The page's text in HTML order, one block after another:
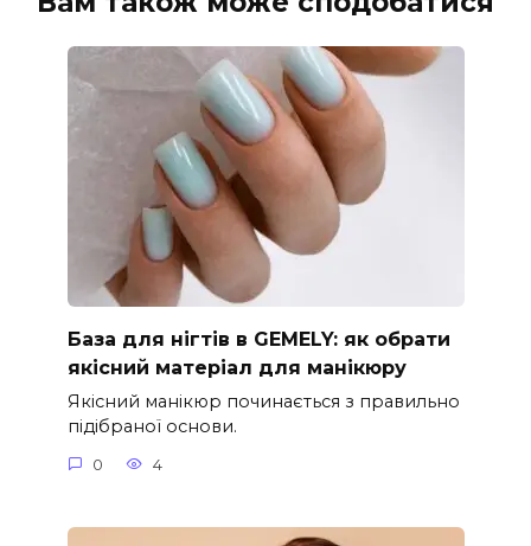
База для нігтів в GEMELY: як обрати
якісний матеріал для манікюру
Якісний манікюр починається з правильно
підібраної основи.
0 4